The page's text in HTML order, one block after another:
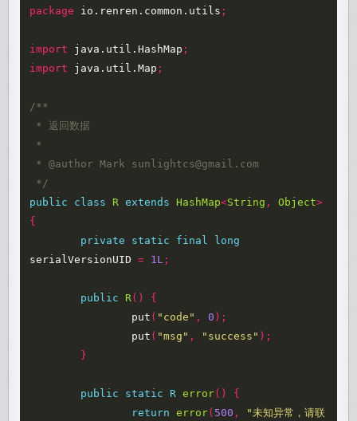
package io.renren.common.utils ;
import java.util.HashMap ;
import
java.util.Map ;
/**
*/
public
class R extends HashMap<String , Object>
{
private
static final
long
serialVersionUID
= 1L ;
public R ()
{
put ( "code" , 0 );
put ( "msg" , "success" );
}
public static R error()
{
return
error( 500 , "未知异常，请联